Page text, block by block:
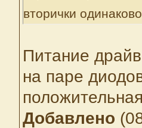
вторички
Питание
на паре
Добавлено